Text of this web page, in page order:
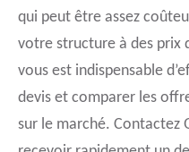
qui peut être assez
votre structure à des prix
vous est indispensable
devis et comparer les
sur le marché. Contactez